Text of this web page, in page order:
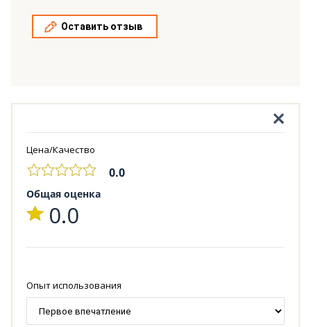
Оставить отзыв
Цена/Качество
0.0
Общая оценка
0.0
Опыт использования